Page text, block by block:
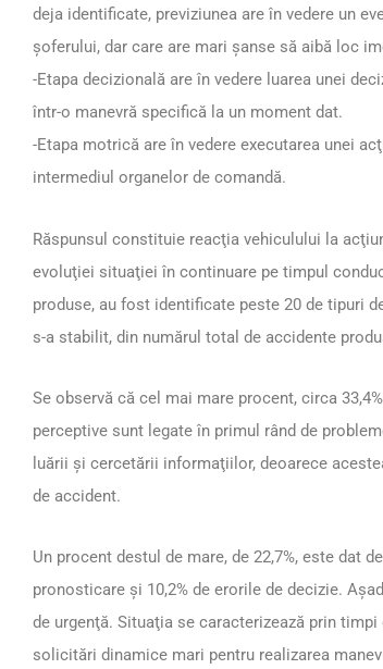
deja identificate, previziunea are în vedere un
şoferului, dar care are mari şanse să aibă loc
-Etapa decizională are în vedere luarea unei
într-o manevră specifică la un moment dat.
-Etapa motrică are în vedere executarea unei
intermediul organelor de comandă.
Răspunsul constituie reacţia vehiculului la
evoluţiei situaţiei în continuare pe timpul
produse, au fost identificate peste 20 de tipuri
s-a stabilit, din numărul total de accidente
Se observă că cel mai mare procent, circa
perceptive sunt legate în primul rând de
luării şi cercetării informaţiilor, deoarece
de accident.
Un procent destul de mare, de 22,7%, este dat
pronosticare şi 10,2% de erorile de decizie.
de urgenţă. Situaţia se caracterizează prin
solicitări dinamice mari pentru realizarea